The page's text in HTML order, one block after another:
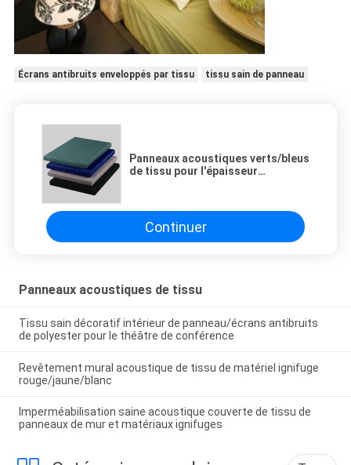
Écrans antibruits enveloppés par tissu tissu sain de panneau
Panneaux acoustiques verts/bleus
de tissu pour l'épaisseur
Continuer
Panneaux acoustiques de tissu
Tissu sain décoratif intérieur de panneau/écrans antibruits
de polyester pour le théâtre de conférence
Revêtement mural acoustique de tissu de matériel ignifuge
rouge/jaune/blanc
Imperméabilisation saine acoustique couverte de tissu de
panneaux de mur et matériaux ignifuges